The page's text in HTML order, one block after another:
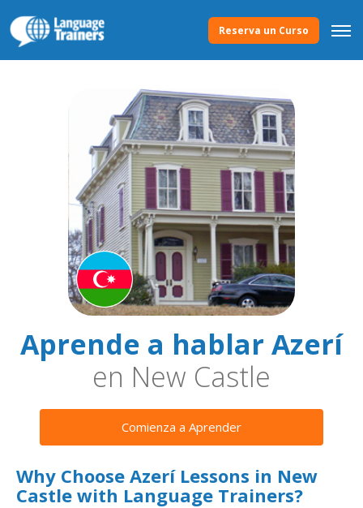
Reserva un Curso
Aprende a hablar Azerí
en New Castle
Comienza a Aprender
Why Choose Azerí Lessons in New
Castle with Language Trainers?